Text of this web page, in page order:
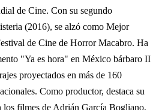
de Cine. Con su segundo
(2016), se alzó como Mejor
de Cine de Horror Macabro. Ha
"Ya es hora" en México bárbaro II
proyectados en más de 160
Como productor, destaca su
los filmes de Adrián García Bogliano,